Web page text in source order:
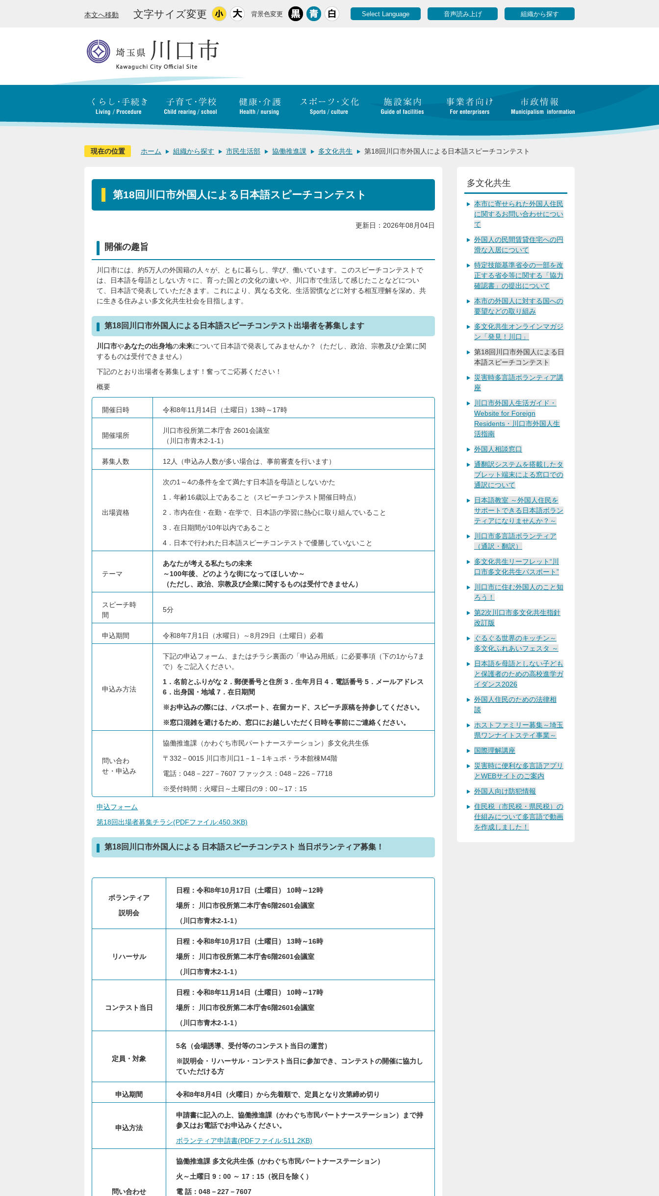
本文へ移動 文字サイズ変更 背景色変更 Select Language 音声読み上げ 組織から探す
現在の位置 ホーム 組織から探す 市民生活部 協働推進課 多文化共生 第18回川口市外国人による日本語スピーチコンテスト
第18回川口市外国人による日本語スピーチコンテスト
更新日：2026年08月04日
開催の趣旨
川口市には、約5万人の外国籍の人々が、ともに暮らし、学び、働いています。このスピーチコンテストで
は、日本語を母語としない方々に、育った国との文化の違いや、川口市で生活して感じたことなどについ
て、日本語で発表していただきます。これにより、異なる文化、生活習慣などに対する相互理解を深め、共
に生きる住みよい多文化共生社会を目指します。
第18回川口市外国人による日本語スピーチコンテスト出場者を募集します
川口市やあなたの出身地の未来について日本語で発表してみませんか？（ただし、政治、宗教及び企業に関
するものは受付できません）
下記のとおり出場者を募集します！奮ってご応募ください！
概要
開催日時 令和8年11月14日（土曜日）13時～17時
開催場所
川口市役所第二本庁舎 2601会議室
（川口市青木2-1-1）
募集人数 12人（申込み人数が多い場合は、事前審査を行います）
出場資格
次の1～4の条件を全て満たす日本語を母語としないかた
1．年齢16歳以上であること（スピーチコンテスト開催日時点）
2．市内在住・在勤・在学で、日本語の学習に熱心に取り組んでいること
3．在日期間が10年以内であること
4．日本で行われた日本語スピーチコンテストで優勝していないこと
テーマ
あなたが考える私たちの未来
～100年後、どのような街になってほしいか～
（ただし、政治、宗教及び企業に関するものは受付できません）
スピーチ時
間
5分
申込期間 令和8年7月1日（水曜日）～8月29日（土曜日）必着
申込み方法
下記の申込フォーム、またはチラシ裏面の「申込み用紙」に必要事項（下の1から7ま
で）をご記入ください。
1 ．名前とふりがな 2．郵便番号と住所 3．生年月日 4．電話番号 5．メールアドレス
6．出身国・地域 7．在日期間
※お申込みの際には、パスポート、在留カード、スピーチ原稿を持参してください。
※窓口混雑を避けるため、窓口にお越しいただく日時を事前にご連絡ください。
問い合わ
せ・申込み
協働推進課（かわぐち市民パートナーステーション）多文化共生係
〒332－0015 川口市川口1－1－1キュポ・ラ本館棟M4階
電話：048－227－7607 ファックス：048－226－7718
※受付時間：火曜日～土曜日の9：00～17：15
申込フォーム
第18回出場者募集チラシ(PDFファイル:450.3KB)
第18回川口市外国人による 日本語スピーチコンテスト 当日ボランティア募集！
ボランティア
説明会
日程：令和8年10月17日（土曜日） 10時～12時
場所： 川口市役所第二本庁舎6階2601会議室
（川口市青木2-1-1）
リハーサル
日程：令和8年10月17日（土曜日） 13時～16時
場所： 川口市役所第二本庁舎6階2601会議室
（川口市青木2-1-1）
コンテスト当日
日程：令和8年11月14日（土曜日） 10時～17時
場所： 川口市役所第二本庁舎6階2601会議室
（川口市青木2-1-1）
定員・対象
5名 （会場誘導、受付等のコンテスト当日の運営）
※説明会・リハーサル・コンテスト当日に参加でき、コンテストの開催に協力し
ていただける方
申込期間 令和8年8月4日（火曜日）から先着順で、定員となり次第締め切り
申込方法
申請書に記入の上、協働推進課（かわぐち市民パートナーステーション）まで持
参又はお電話でお申込みください。
ボランティア申請書(PDFファイル:511.2KB)
問い合わせ
協働推進課 多文化共生係（かわぐち市民パートナーステーション）
火～土曜日 9：00 ～ 17：15（祝日を除く）
電 話：048－227－7607
多文化共生
本市に寄せられた外国人住民
に関するお問い合わせについ
て
外国人の民間賃貸住宅への円
滑な入居について
特定技能基準省令の一部を改
正する省令等に関する「協力
確認書」の提出について
本市の外国人に対する国への
要望などの取り組み
多文化共生オンラインマガジ
ン「発見！川口」
第18回川口市外国人による日
本語スピーチコンテスト
災害時多言語ボランティア講
座
川口市外国人生活ガイド・
Website for Foreign
Residents・川口市外国人生
活指南
外国人相談窓口
通翻訳システムを搭載したタ
ブレット端末による窓口での
通訳について
日本語教室 ～外国人住民を
サポートできる日本語ボラン
ティアになりませんか？～
川口市多言語ボランティア
（通訳・翻訳）
多文化共生リーフレット“川
口市多文化共生パスポート”
川口市に住む外国人のこと知
ろう！
第2次川口市多文化共生指針
改訂版
ぐるぐる世界のキッチン～
多文化ふれあいフェスタ ～
日本語を母語としない子ども
と保護者のための高校進学ガ
イダンス2026
外国人住民のための法律相
談
ホストファミリー募集～埼玉
県ワンナイトステイ事業～
国際理解講座
災害時に便利な多言語アプリ
とWEBサイトのご案内
外国人向け防犯情報
住民税（市民税・県民税）の
仕組みについて多言語で動画
を作成しました！